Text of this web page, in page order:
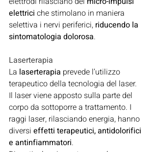
elettrici che stimolano in maniera
selettiva i nervi periferici, riducendo la
sintomatologia dolorosa.
Laserterapia
La laserterapia prevede l’utilizzo
terapeutico della tecnologia del laser.
Il laser viene apposto sulla parte del
corpo da sottoporre a trattamento. I
raggi laser, rilasciando energia, hanno
diversi effetti terapeutici, antidolorifici
e antinfiammatori.